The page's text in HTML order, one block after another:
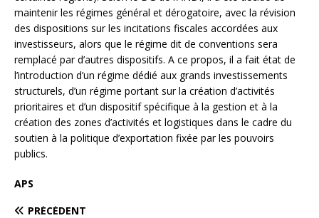
maintenir les régimes général et dérogatoire, avec la révision
des dispositions sur les incitations fiscales accordées aux
investisseurs, alors que le régime dit de conventions sera
remplacé par d’autres dispositifs. A ce propos, il a fait état de
l’introduction d’un régime dédié aux grands investissements
structurels, d’un régime portant sur la création d’activités
prioritaires et d’un dispositif spécifique à la gestion et à la
création des zones d’activités et logistiques dans le cadre du
soutien à la politique d’exportation fixée par les pouvoirs
publics.
APS
PRÉCÉDENT